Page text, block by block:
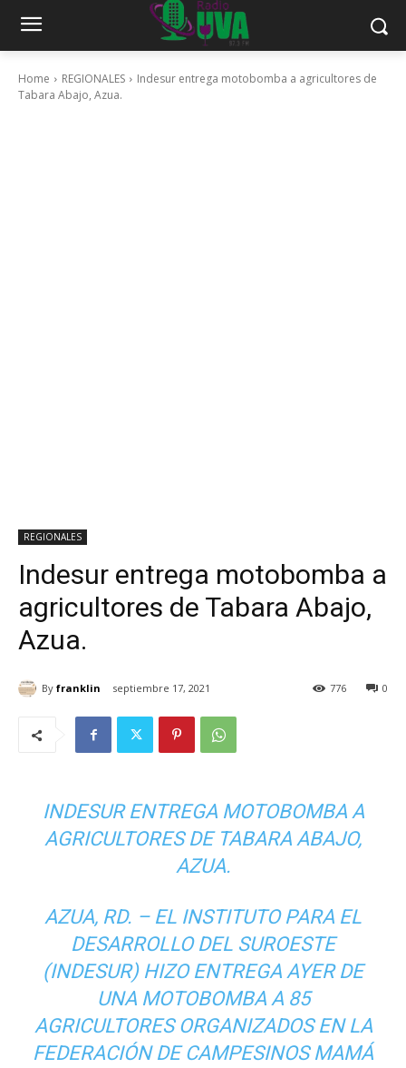
Home REGIONALES
Indesur entrega motobomba a agricultores de
Tabara Abajo, Azua.
REGIONALES
Indesur entrega motobomba a
agricultores de Tabara Abajo,
Azua.
By franklin septiembre 17, 2021 0
776
INDESUR ENTREGA MOTOBOMBA A
AGRICULTORES DE TABARA ABAJO,
AZUA.
AZUA, RD. – EL INSTITUTO PARA EL
DESARROLLO DEL SUROESTE
(INDESUR) HIZO ENTREGA AYER DE
UNA MOTOBOMBA A 85
AGRICULTORES ORGANIZADOS EN LA
FEDERACIÓN DE CAMPESINOS MAMÁ